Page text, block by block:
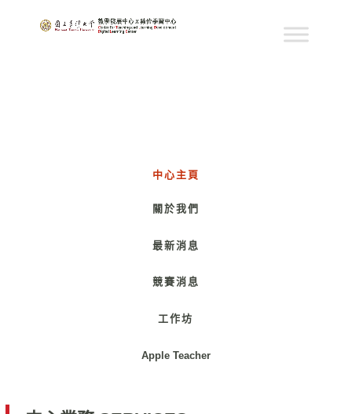
中心主頁
關於我們
最新消息
競賽消息
工作坊
Apple Teacher